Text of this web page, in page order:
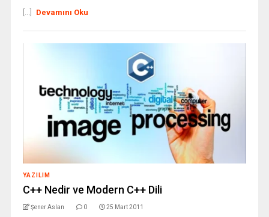
[...] Devamını Oku
YAZILIM
C++ Nedir ve Modern C++ Dili
Şener Aslan 0 25 Mart 2011